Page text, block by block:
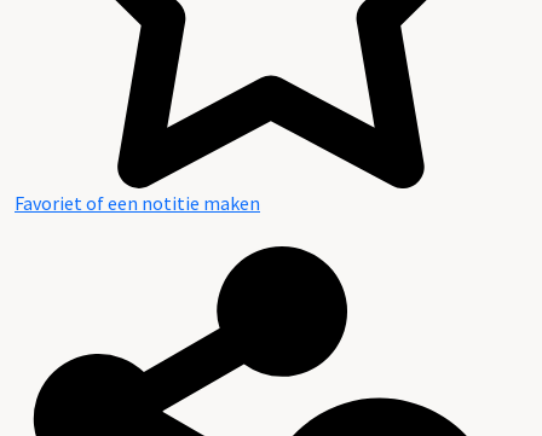
Favoriet of een notitie maken